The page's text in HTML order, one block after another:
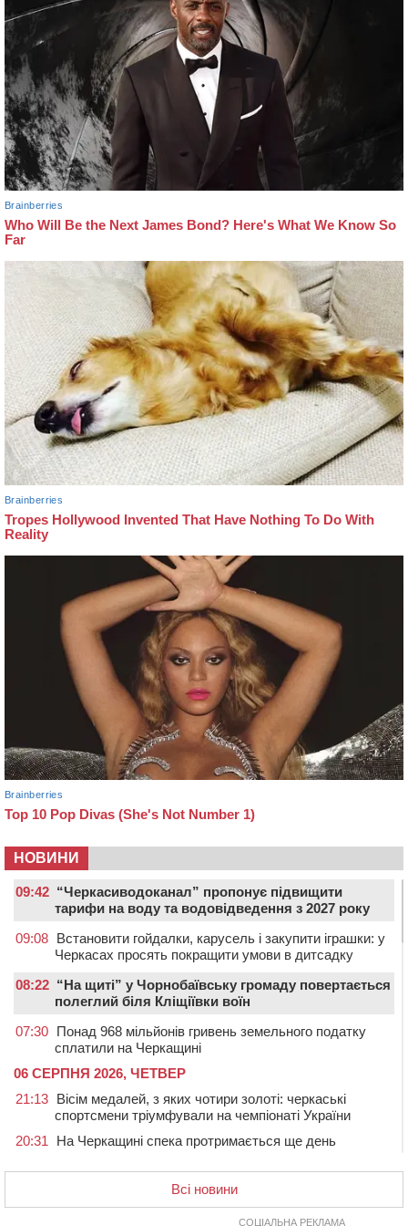
НОВИНИ
09:42 “Черкасиводоканал” пропонує підвищити
тарифи на воду та водовідведення з 2027 року
09:08 Встановити гойдалки, карусель і закупити іграшки: у
Черкасах просять покращити умови в дитсадку
08:22 “На щиті” у Чорнобаївську громаду повертається
полеглий біля Кліщіївки воїн
07:30 Понад 968 мільйонів гривень земельного податку
сплатили на Черкащині
06 СЕРПНЯ 2026, ЧЕТВЕР
21:13 Вісім медалей, з яких чотири золоті: черкаські
спортсмени тріумфували на чемпіонаті України
20:31
На Черкащині спека протримається ще день
переможцем Global Teacher Prize Ukraine 2023
19:24 У Черкасах водійка протаранила Duster, коли
Всі новини
СОЦІАЛЬНА РЕКЛАМА